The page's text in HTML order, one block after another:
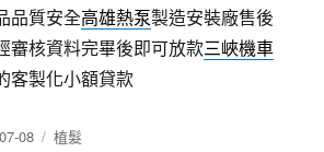
品質安全高雄熱泵製造安裝廠售後
審核資料完畢後即可放款三峽機車
客製化小額貸款
08
分
植髮